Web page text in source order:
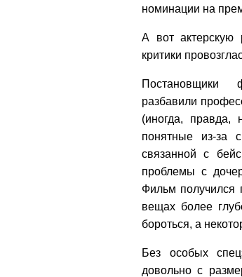
номинации на
А вот актерскую
критики
Постановщики
разбавили
(иногда, правда,
понятные из-за
связанной с
проблемы с
Фильм получился
вещах более
бороться, а
Без особых
довольно с